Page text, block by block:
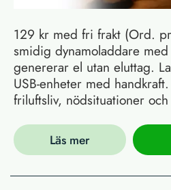
129 kr med fri frakt (Ord.
smidig dynamoladdare
genererar el utan eluttag.
USB-enheter med
friluftsliv, nödsituationer
Läs mer